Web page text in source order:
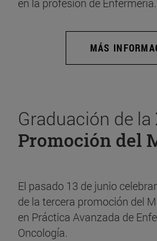
en la profesión de Enfermería.
MÁS
Graduación de la
Promoción del
El pasado 13 de junio
de la tercera promoción del
en Práctica Avanzada de
Oncología.